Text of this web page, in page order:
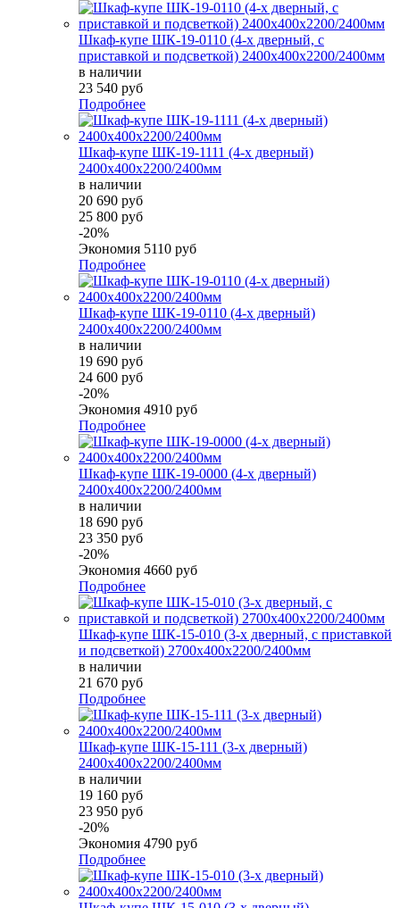
Шкаф-купе ШК-19-0110 (4-х дверный, с
приставкой и подсветкой) 2400х400х2200/2400мм
в наличии
23 540 руб
Подробнее
Шкаф-купе ШК-19-1111 (4-х дверный)
2400х400х2200/2400мм
в наличии
20 690 руб
25 800 руб
-20%
Экономия 5110 руб
Подробнее
Шкаф-купе ШК-19-0110 (4-х дверный)
2400х400х2200/2400мм
в наличии
19 690 руб
24 600 руб
-20%
Экономия 4910 руб
Подробнее
Шкаф-купе ШК-19-0000 (4-х дверный)
2400х400х2200/2400мм
в наличии
18 690 руб
23 350 руб
-20%
Экономия 4660 руб
Подробнее
Шкаф-купе ШК-15-010 (3-х дверный, с приставкой
и подсветкой) 2700х400х2200/2400мм
в наличии
21 670 руб
Подробнее
Шкаф-купе ШК-15-111 (3-х дверный)
2400х400х2200/2400мм
в наличии
19 160 руб
23 950 руб
-20%
Экономия 4790 руб
Подробнее